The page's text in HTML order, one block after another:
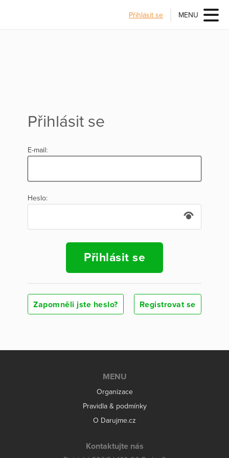
Přihlásit se MENU
Přihlásit se
E-mail:
Heslo:
Přihlásit se
Zapomněli jste heslo? Registrovat se
MENU
Organizace
Pravidla & podmínky
O Darujme.cz
Kontaktujte nás